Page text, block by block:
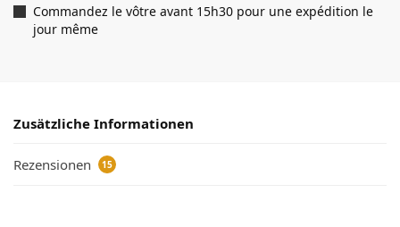
Commandez le vôtre avant 15h30 pour une expédition le
jour même
Zusätzliche Informationen
Rezensionen 15